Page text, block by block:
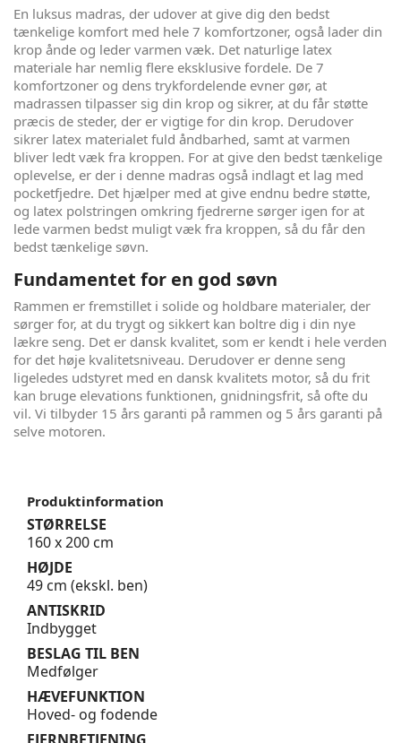
En luksus madras, der udover at give dig den bedst
tænkelige komfort med hele 7 komfortzoner, også lader din
krop ånde og leder varmen væk. Det naturlige latex
materiale har nemlig flere eksklusive fordele. De 7
komfortzoner og dens trykfordelende evner gør, at
madrassen tilpasser sig din krop og sikrer, at du får støtte
præcis de steder, der er vigtige for din krop. Derudover
sikrer latex materialet fuld åndbarhed, samt at varmen
bliver ledt væk fra kroppen. For at give den bedst tænkelige
oplevelse, er der i denne madras også indlagt et lag med
pocketfjedre. Det hjælper med at give endnu bedre støtte,
og latex polstringen omkring fjedrerne sørger igen for at
lede varmen bedst muligt væk fra kroppen, så du får den
bedst tænkelige søvn.
Fundamentet for en god søvn
Rammen er fremstillet i solide og holdbare materialer, der
sørger for, at du trygt og sikkert kan boltre dig i din nye
lækre seng. Det er dansk kvalitet, som er kendt i hele verden
for det høje kvalitetsniveau. Derudover er denne seng
ligeledes udstyret med en dansk kvalitets motor, så du frit
kan bruge elevations funktionen, gnidningsfrit, så ofte du
vil. Vi tilbyder 15 års garanti på rammen og 5 års garanti på
selve motoren.
Produktinformation
STØRRELSE
160 x 200 cm
HØJDE
49 cm (ekskl. ben)
ANTISKRID
Indbygget
BESLAG TIL BEN
Medfølger
HÆVEFUNKTION
Hoved- og fodende
FJERNBETJENING